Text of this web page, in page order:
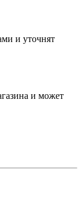
и уточнят
и может